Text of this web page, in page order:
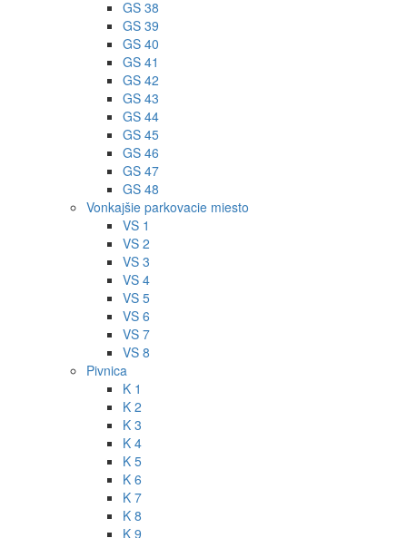
GS 38
GS 39
GS 40
GS 41
GS 42
GS 43
GS 44
GS 45
GS 46
GS 47
GS 48
Vonkajšie parkovacie miesto
VS 1
VS 2
VS 3
VS 4
VS 5
VS 6
VS 7
VS 8
Pivnica
K 1
K 2
K 3
K 4
K 5
K 6
K 7
K 8
K 9